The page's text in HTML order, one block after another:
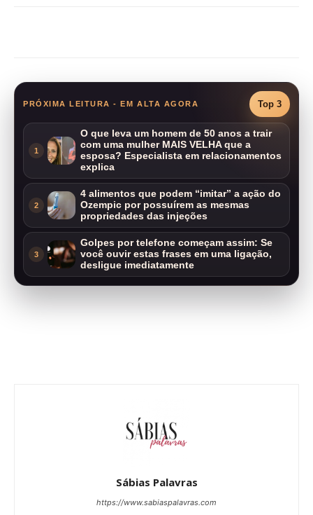
PRÓXIMA LEITURA - EM ALTA AGORA Top 3
1
O que leva um homem de 50 anos a trair
com uma mulher MAIS VELHA que a
esposa? Especialista em relacionamentos
explica
2
4 alimentos que podem “imitar” a ação do
Ozempic por possuírem as mesmas
propriedades das injeções
3
Golpes por telefone começam assim: Se
você ouvir estas frases em uma ligação,
desligue imediatamente
Sábias Palavras
https://www.sabiaspalavras.com